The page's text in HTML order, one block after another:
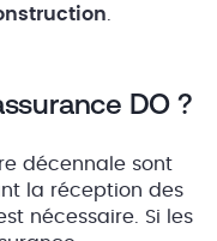
.
DO ?
décennale sont
la réception des
nécessaire. Si les